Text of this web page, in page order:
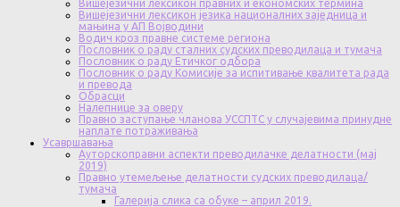
Вишејезични лексикон правних и економских термина
Вишејезични лексикон језика националних заједница и
мањина у АП Војводини
Водич кроз правне системе региона
Пословник о раду сталних судских преводилаца и тумача
Пословник о раду Етичког одбора
Пословник о раду Комисије за испитивање квалитета рада
и превода
Обрасци
Налепнице за оверу
Правно заступање чланова УССПТС у случајевима принудне
наплате потраживања
Усавршавања
Ауторскоправни аспекти преводилачке делатности (мај
2019)
Правно утемељење делатности судских преводилаца/
тумача
Галерија слика са обуке – април 2019.